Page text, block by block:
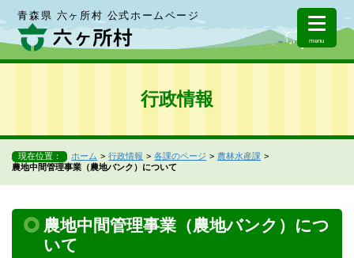
青森県 六ヶ所村 公式ホームページ
menu
行政情報
現在位置： ホーム 行政情報 各課のページ
農林水産課
農地中間管理事業（農地バンク）について
農地中間管理事業（農地バンク）につ
いて